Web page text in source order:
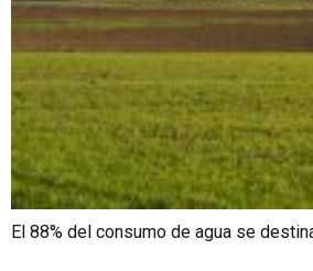
El 88% del consumo de agua se